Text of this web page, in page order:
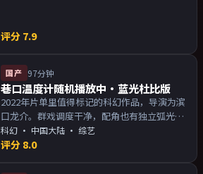
评分 7.9
国产 97分钟
巷口温度计随机播放中·蓝光杜比版
2022年片单里值得标记的科幻作品，导演为滨
口龙介。群戏调度干净，配角也有独立弧光；
配乐与画面气质统一。主演以演技派为主，适
合喜欢强叙事与人物关系的观众加入片单。
科幻 · 中国大陆 · 综艺
评分 8.0